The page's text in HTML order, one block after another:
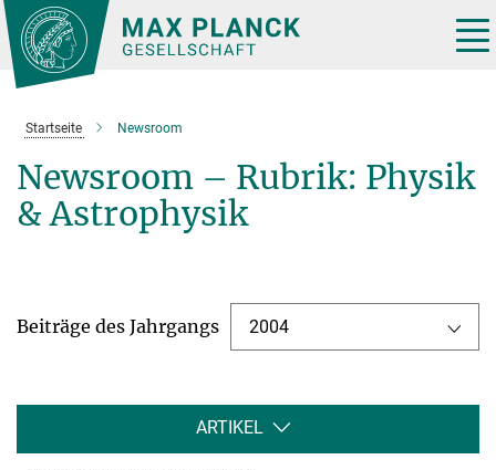
Hauptinhalt
Startseite Newsroom
Newsroom – Rubrik: Physik
& Astrophysik
Beiträge des Jahrgangs 2004
ARTIKEL